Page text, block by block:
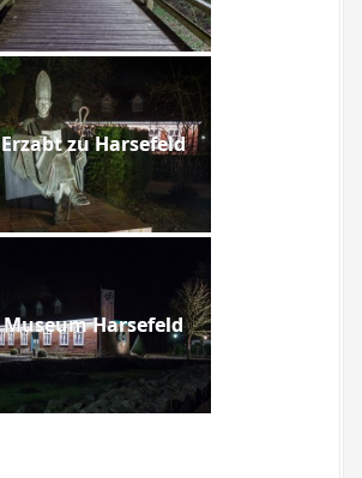
Erzabt zu Harsefeld
Museum Harsefeld